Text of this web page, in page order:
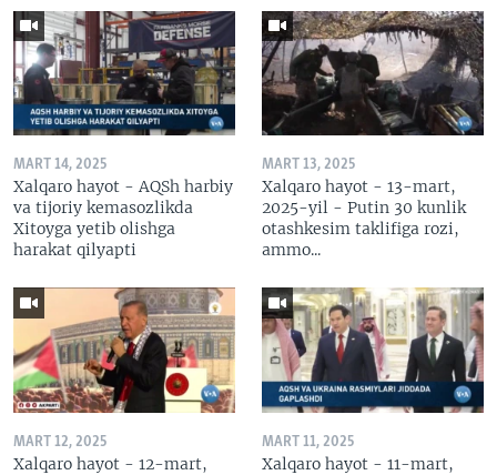
MART 14, 2025
Xalqaro hayot - AQSh harbiy
va tijoriy kemasozlikda
Xitoyga yetib olishga
harakat qilyapti
MART 13, 2025
Xalqaro hayot - 13-mart,
2025-yil - Putin 30 kunlik
otashkesim taklifiga rozi,
ammo...
MART 12, 2025
Xalqaro hayot - 12-mart,
MART 11, 2025
Xalqaro hayot - 11-mart,